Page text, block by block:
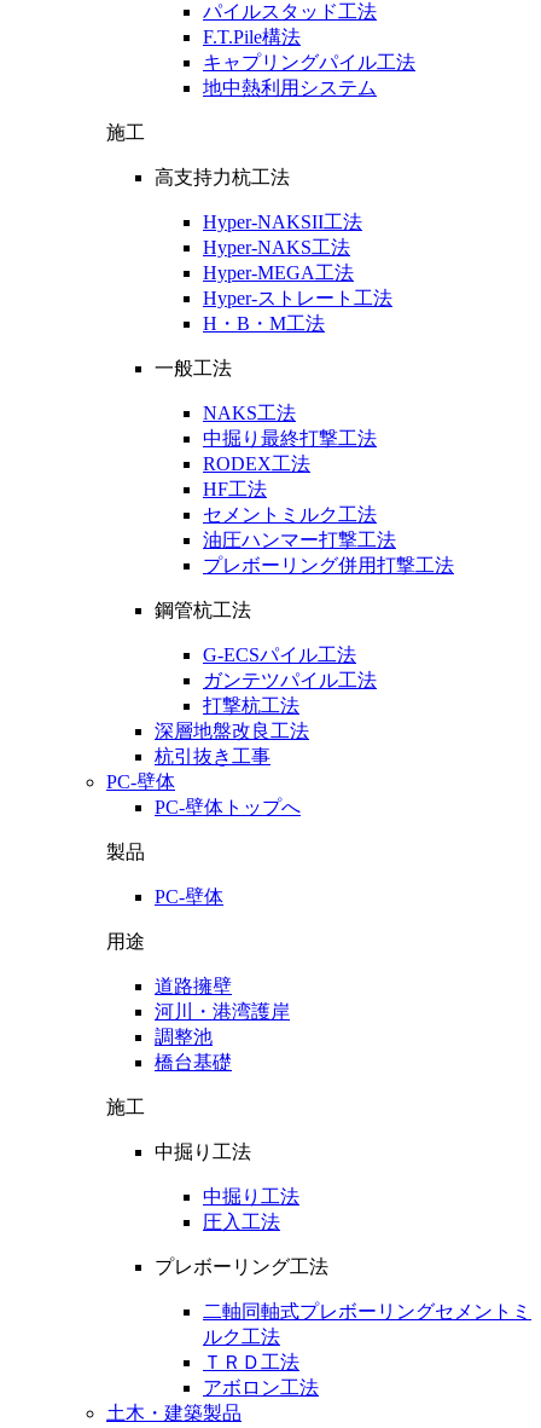
パイルスタッド工法
F.T.Pile構法
キャプリングパイル工法
地中熱利用システム
施工
高支持力杭工法
Hyper-NAKSII工法
Hyper-NAKS工法
Hyper-MEGA工法
Hyper-ストレート工法
H・B・M工法
一般工法
NAKS工法
中掘り最終打撃工法
RODEX工法
HF工法
セメントミルク工法
油圧ハンマー打撃工法
プレボーリング併用打撃工法
鋼管杭工法
G-ECSパイル工法
ガンテツパイル工法
打撃杭工法
深層地盤改良工法
杭引抜き工事
PC-壁体
PC-壁体トップへ
製品
PC-壁体
用途
道路擁壁
河川・港湾護岸
調整池
橋台基礎
施工
中掘り工法
中掘り工法
圧入工法
プレボーリング工法
二軸同軸式プレボーリングセメントミ
ルク工法
ＴＲＤ工法
アボロン工法
土木・建築製品